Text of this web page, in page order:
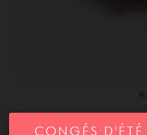
CONGÉS D'ÉTÉ